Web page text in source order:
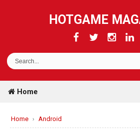
HOTGAME
Home
Home › Android